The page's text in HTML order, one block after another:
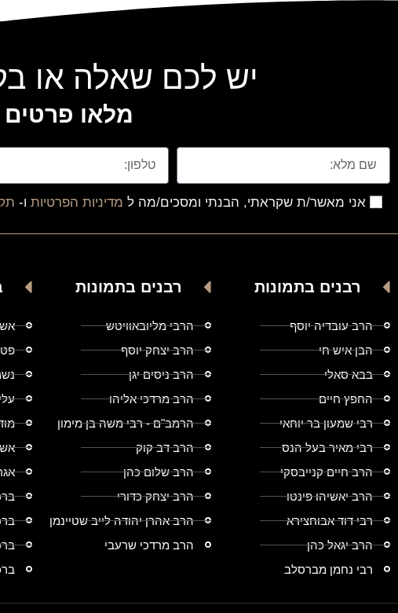
יש לכם שאלה או
מלאו
אני מאשר/ת שקראתי, הבנתי ומסכים/מה ל מדיניות הפרטיות ו-
רבנים בתמונות
הרב עובדיה יוסף
הבן איש חי
בבא סאלי
החפץ חיים
רבי שמעון בר יוחאי
רבי מאיר בעל הנס
הרב חיים קנייבסקי
הרב יאשיהו פינטו
רבי דוד אבוחצירא
הרב יגאל כהן
רבי נחמן מברסלב
רבנים בתמונות
הרבי מליובאוויטש
הרב יצחק יוסף
הרב ניסים יגן
הרב מרדכי אליהו
הרמב"ם - רבי משה בן מימון
הרב דב קוק
הרב שלום כהן
הרב יצחק כדורי
הרב אהרן יהודה לייב שטיינמן
הרב מרדכי שרעבי